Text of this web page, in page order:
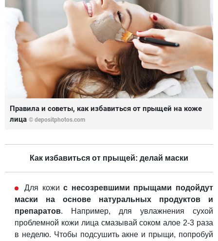
Правила и советы, как избавиться от прыщей на коже
лица © depositphotos.com
Как избавиться от прыщей: делай маски
Для кожис несозревшими прыщами подойдут
маски на основе натуральных продуктов и
препаратов. Например, для увлажнения сухой
проблемной кожи лица смазывай соком алое 2-3 раза
в неделю. Чтобы подсушить акне и прыщи, попробуй